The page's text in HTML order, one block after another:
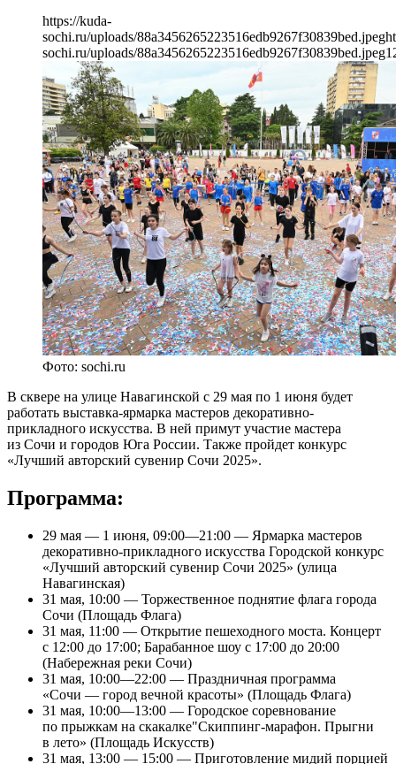
https://kuda-
sochi.ru/uploads/88a3456265223516edb9267f30839bed.jpeg
sochi.ru/uploads/88a3456265223516edb9267f30839bed.jpeg
Фото: sochi.ru
В сквере на улице Навагинской с 29 мая по 1 июня будет
работать выставка-ярмарка мастеров декоративно-
прикладного искусства. В ней примут участие мастера
из Сочи и городов Юга России. Также пройдет конкурс
«Лучший авторский сувенир Сочи 2025».
Программа:
29 мая — 1 июня, 09:00—21:00 — Ярмарка мастеров
декоративно-прикладного искусства Городской конкурс
«Лучший авторский сувенир Сочи 2025» (улица
Навагинская)
31 мая, 10:00 — Торжественное поднятие флага города
Сочи (Площадь Флага)
31 мая, 11:00 — Открытие пешеходного моста. Концерт
с 12:00 до 17:00; Барабанное шоу с 17:00 до 20:00
(Набережная реки Сочи)
31 мая, 10:00—22:00 — Праздничная программа
«Сочи — город вечной красоты» (Площадь Флага)
31 мая, 10:00—13:00 — Городское соревнование
по прыжкам на скакалке"Скиппинг-марафон. Прыгни
в лето» (Площадь Искусств)
31 мая, 13:00 — 15:00 — Приготовление мидий порцией